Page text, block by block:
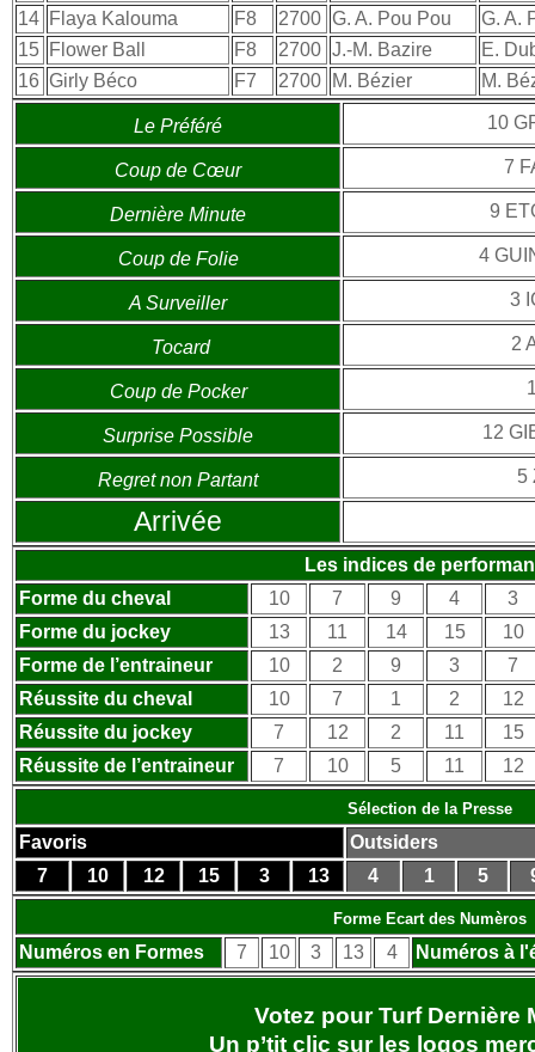
14 Flaya Kalouma F8 2700 G. A. Pou Pou
G. A.
15 Flower Ball F8 2700 J.-M. Bazire
E.
16 Girly Béco F7 2700 M. Bézier M.
Le Préféré 10
Coup de Cœur 7
Dernière Minute 9
Coup de Folie 4
A Surveiller 3
Tocard 2
Coup de Pocker
Surprise Possible 12
Regret non Partant 5
Arrivée
Les indices de
Forme du cheval
10 7 9 4
3
Forme du jockey
13 11 14 15
10
Forme de l’entraineur
10 2 9 3
7
Réussite du cheval
10 7 1 2
12
Réussite du jockey
7 12 2 11
15
Réussite de l’entraineur
7 10 5 11 12
Sélection de la Presse
Favoris
Outsiders
7
10 12 15 3 13 4 1 5
Forme Ecart des Numèros
Numéros en Formes 7 10 3 13 4 Numéros à
Votez pour Turf Dernière
Un p’tit clic sur les logos